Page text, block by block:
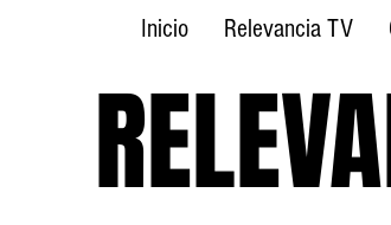
Inicio Relevancia TV